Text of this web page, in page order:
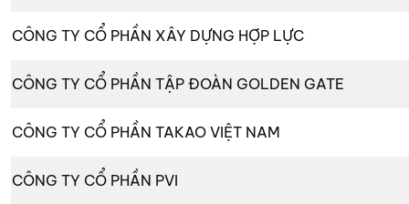
CÔNG TY CỔ PHẦN XÂY DỰNG HỢP LỰC
CÔNG TY CỔ PHẦN TẬP ĐOÀN GOLDEN GATE
CÔNG TY CỔ PHẦN TAKAO VIỆT NAM
CÔNG TY CỔ PHẦN PVI